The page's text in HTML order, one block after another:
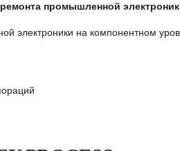
промышленной
электроники на компонентном